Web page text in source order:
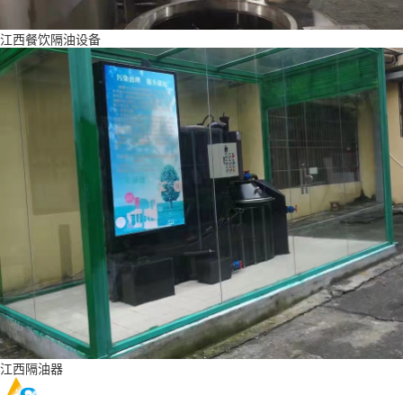
江西餐饮隔油设备
江西隔油器